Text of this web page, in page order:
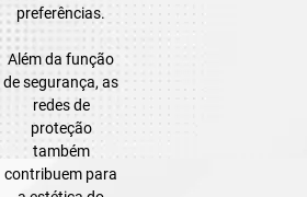
preferências.
Além da função
de segurança, as
redes de
proteção
também
contribuem para